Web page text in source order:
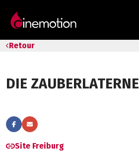
Retour
DIE ZAUBERLATERNE
Site Freiburg
Bons cadeaux